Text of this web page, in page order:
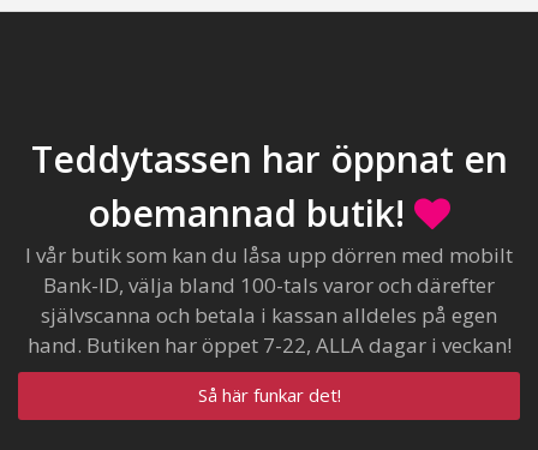
Teddytassen har öppnat en
obemannad butik!
I vår butik som kan du låsa upp dörren med mobilt
Bank-ID, välja bland 100-tals varor och därefter
självscanna och betala i kassan alldeles på egen
hand. Butiken har öppet 7-22, ALLA dagar i veckan!
Så här funkar det!